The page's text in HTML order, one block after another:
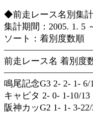
◆前走レース名別集計
集計期間：2005. 1. 5
ソート：着別度数順
前走レース名 着別度
鳴尾記念G3 2- 2- 1- 6/
キャピタ 2- 0- 1-10/13
阪神カッG2 1- 1- 3-